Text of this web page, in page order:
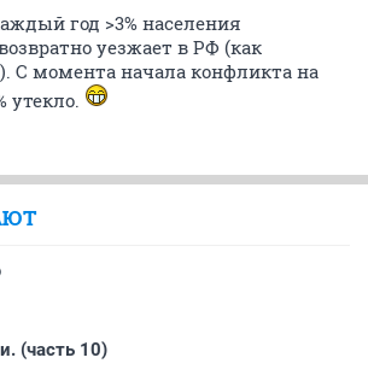
год >3% населения
уезжает в РФ (как
С момента начала конфликта на
утекло.
(часть 10)